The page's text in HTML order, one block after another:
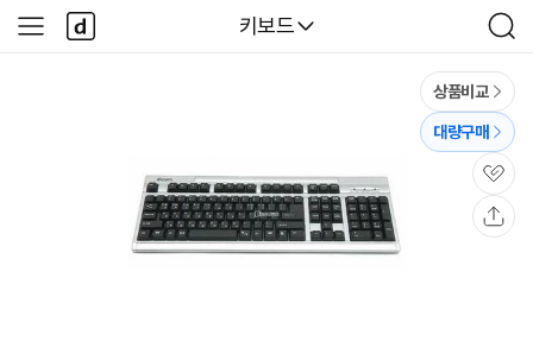
다나와
키보드
검
색
사
이
다
나
와
상품비교
대량구매
관
심